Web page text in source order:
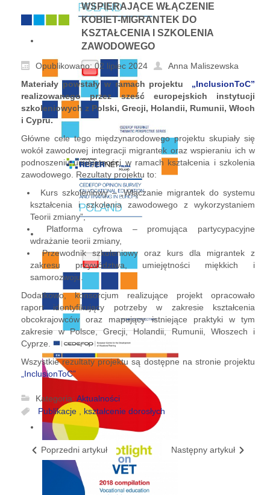
WSPIERAJĄCE WŁĄCZENIE
KOBIET-MIGRANTEK DO
KSZTAŁCENIA I SZKOLENIA
ZAWODOWEGO
Opublikowano: 02 lipiec 2024
Anna Maliszewska
Materiały powstały w ramach projektu „InclusionToC”
realizowanego przez sześć europejskich instytucji
szkoleniowych z Polski, Grecji, Holandii, Rumunii, Włoch
i Cypru.
Główne cele tego międzynarodowego projektu skupiały się
wokół zawodowej integracji migrantek oraz wspieraniu ich w
podnoszeniu umiejętności w ramach kształcenia i szkolenia
zawodowego. Rezultaty projektu to:
Kurs szkoleniowy – „Włączanie migrantek do systemu
kształcenia i szkolenia zawodowego z wykorzystaniem
Teorii zmiany”,
Platforma cyfrowa – promująca partycypacyjne
wdrażanie teorii zmiany,
Przewodnik szkoleniowy oraz kurs dla migrantek z
zakresu przywództwa, umiejętności miękkich i
samorozwoju.
Dodatkowo, konsorcjum realizujące projekt opracowało
raport identyfikujący potrzeby w zakresie kształcenia
obcokrajowców oraz mapujący istniejące praktyki w tym
zakresie w Polsce, Grecji, Holandii, Rumunii, Włoszech i
Cyprze.
Wszystkie rezultaty projektu są dostępne na stronie projektu
„InclusionToC”
Kategoria: Aktualności
Publikacje , kształcenie dorosłych
Poprzedni artykuł Następny artykuł